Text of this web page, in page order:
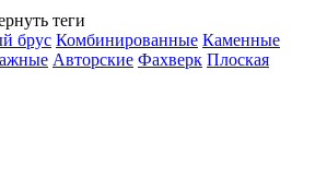
теги
брус Комбинированные Каменные
Авторские Фахверк Плоская